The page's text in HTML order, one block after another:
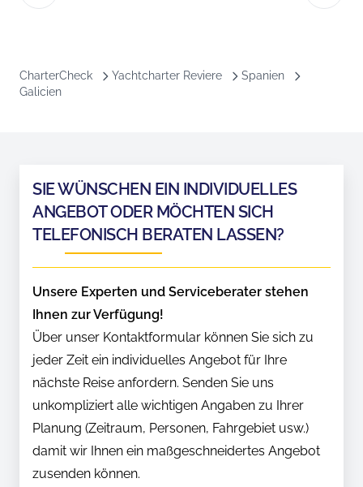
CharterCheck Yachtcharter Reviere
Spanien
Galicien
SIE WÜNSCHEN EIN INDIVIDUELLES
ANGEBOT ODER MÖCHTEN SICH
TELEFONISCH BERATEN LASSEN?
Unsere Experten und Serviceberater stehen
Ihnen zur Verfügung!
Über unser Kontaktformular können Sie sich zu
jeder Zeit ein individuelles Angebot für Ihre
nächste Reise anfordern. Senden Sie uns
unkompliziert alle wichtigen Angaben zu Ihrer
Planung (Zeitraum, Personen, Fahrgebiet usw.)
damit wir Ihnen ein maßgeschneidertes Angebot
zusenden können.